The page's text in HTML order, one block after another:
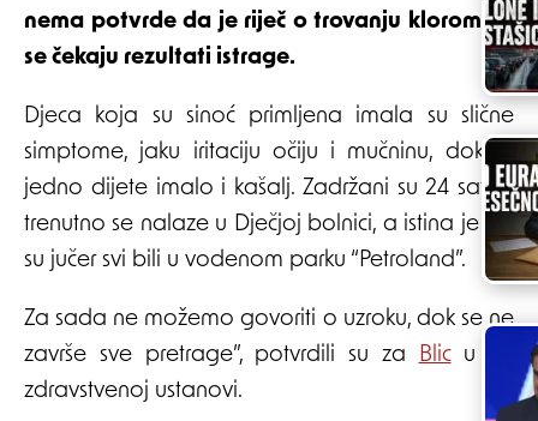
nema potvrde da je riječ o trovanju klorom jer
se čekaju rezultati istrage.
Djeca koja su sinoć primljena imala su slične
simptome, jaku iritaciju očiju i mučninu, dok je
jedno dijete imalo i kašalj. Zadržani su 24 sata i
trenutno se nalaze u Dječjoj bolnici, a istina je da
su jučer svi bili u vodenom parku “Petroland”.
Za sada ne možemo govoriti o uzroku, dok se ne
završe sve pretrage”, potvrdili su za Blicu toj
zdravstvenoj ustanovi.